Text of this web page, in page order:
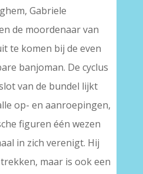
Gabriele
de moordenaar van
te komen bij de even
banjoman. De cyclus
van de bundel lijkt
op- en aanroepingen,
figuren één wezen
in zich verenigt. Hij
maar is ook een